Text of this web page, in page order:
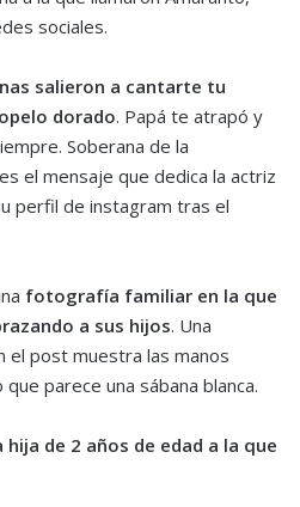
sociales.
salieron a cantarte tu
dorado. Papá te atrapó y
Soberana de la
el mensaje que dedica la actriz
perfil de instagram tras el
fotografía familiar en la que
a sus hijos. Una
el post muestra las manos
parece una sábana blanca.
hija de 2 años de edad a la que